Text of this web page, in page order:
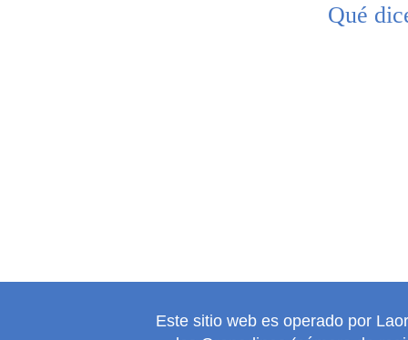
Qué
Este sitio web es operado por